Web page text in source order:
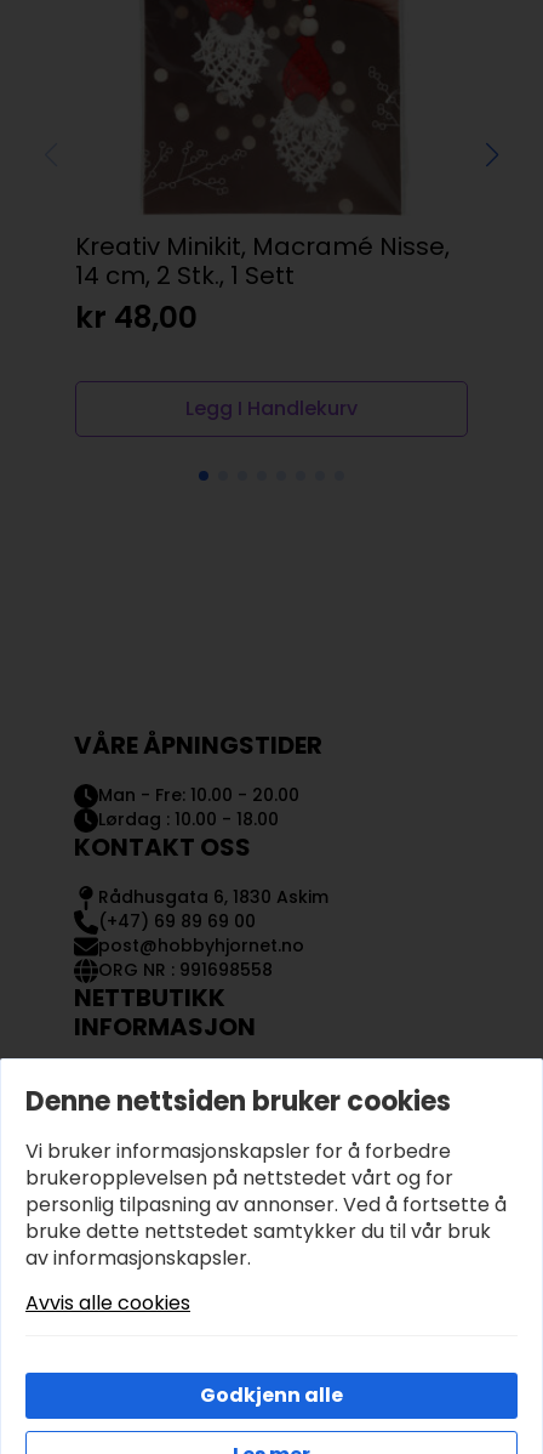
Kreativ Minikit, Macramé Nisse,
14 cm, 2 Stk., 1 Sett
kr 48,00
Legg I Handlekurv
VÅRE ÅPNINGSTIDER
Man - Fre: 10.00 - 20.00
Lørdag : 10.00 - 18.00
KONTAKT OSS
Rådhusgata 6, 1830 Askim
(+47) 69 89 69 00
post@hobbyhjornet.no
ORG NR : 991698558
NETTBUTIKK
INFORMASJON
OM OSS
KJØPSVILKÅR OG BETINGELSER
PERSONVERN
Denne nettsiden bruker cookies
Vi bruker informasjonskapsler for å forbedre
brukeropplevelsen på nettstedet vårt og for
personlig tilpasning av annonser. Ved å fortsette å
bruke dette nettstedet samtykker du til vår bruk
av informasjonskapsler.
Avvis alle cookies
Godkjenn alle